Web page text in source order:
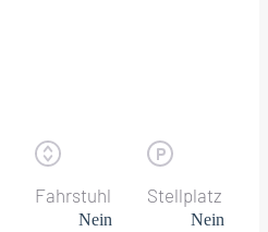
Fahrstuhl
Nein
Stellplatz
Nein